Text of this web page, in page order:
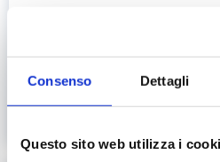
Consenso Dettagli
Questo sito web utilizza i
Soluzioni rapide e
enologica